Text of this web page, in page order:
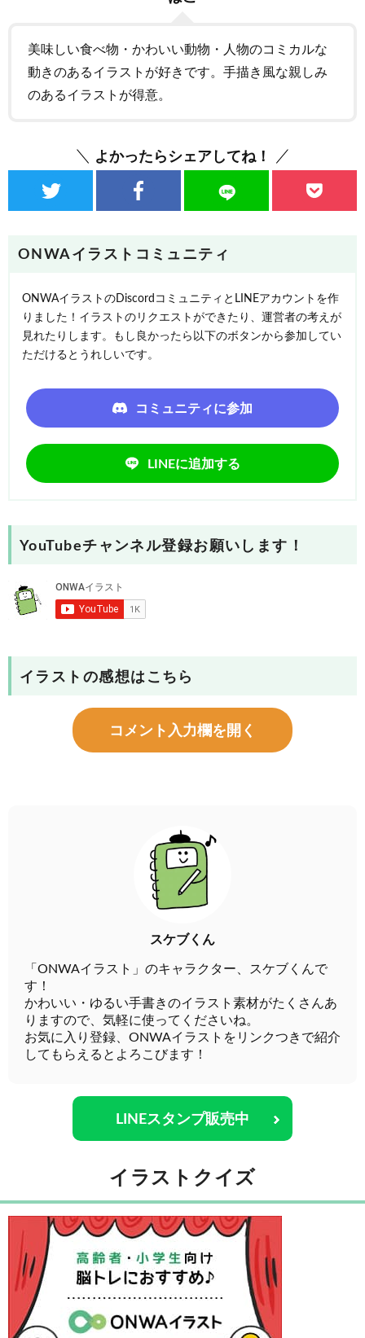
美味しい食べ物・かわいい動物・人物のコミカルな
動きのあるイラストが好きです。手描き風な親しみ
のあるイラストが得意。
よかったらシェアしてね！
ONWAイラストコミュニティ
ONWAイラストのDiscordコミュニティとLINEアカウントを作
りました！イラストのリクエストができたり、運営者の考えが
見れたりします。もし良かったら以下のボタンから参加してい
ただけるとうれしいです。
コミュニティに参加
LINEに追加する
YouTubeチャンネル登録お願いします！
イラストの感想はこちら
コメント入力欄を開く
スケブくん
「ONWAイラスト」のキャラクター、スケブくんで
す！
かわいい・ゆるい手書きのイラスト素材がたくさんあ
りますので、気軽に使ってくださいね。
お気に入り登録、ONWAイラストをリンクつきで紹介
してもらえるとよろこびます！
LINEスタンプ販売中
イラストクイズ